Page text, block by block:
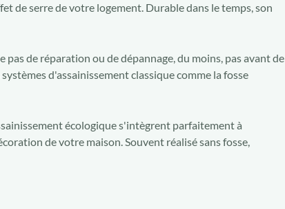
de serre de votre logement. Durable dans le temps, son
de réparation ou de dépannage, du moins, pas avant de
d'assainissement classique comme la fosse
écologique s'intègrent parfaitement à
de votre maison. Souvent réalisé sans fosse,